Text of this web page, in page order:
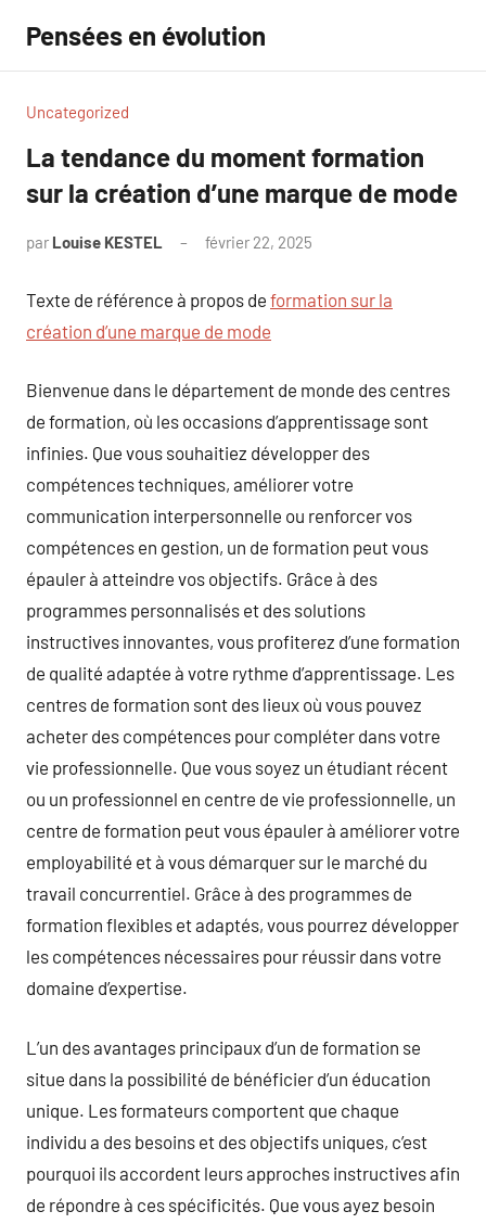
contenu
Pensées en évolution
Uncategorized
La tendance du moment formation
sur la création d’une marque de mode
par Louise KESTEL février 22, 2025
Texte de référence à propos de formation sur la
création d’une marque de mode
Bienvenue dans le département de monde des centres
de formation, où les occasions d’apprentissage sont
infinies. Que vous souhaitiez développer des
compétences techniques, améliorer votre
communication interpersonnelle ou renforcer vos
compétences en gestion, un de formation peut vous
épauler à atteindre vos objectifs. Grâce à des
programmes personnalisés et des solutions
instructives innovantes, vous profiterez d’une formation
de qualité adaptée à votre rythme d’apprentissage. Les
centres de formation sont des lieux où vous pouvez
acheter des compétences pour compléter dans votre
vie professionnelle. Que vous soyez un étudiant récent
ou un professionnel en centre de vie professionnelle, un
centre de formation peut vous épauler à améliorer votre
employabilité et à vous démarquer sur le marché du
travail concurrentiel. Grâce à des programmes de
formation flexibles et adaptés, vous pourrez développer
les compétences nécessaires pour réussir dans votre
domaine d’expertise.
L’un des avantages principaux d’un de formation se
situe dans la possibilité de bénéficier d’un éducation
unique. Les formateurs comportent que chaque
individu a des besoins et des objectifs uniques, c’est
pourquoi ils accordent leurs approches instructives afin
de répondre à ces spécificités. Que vous ayez besoin